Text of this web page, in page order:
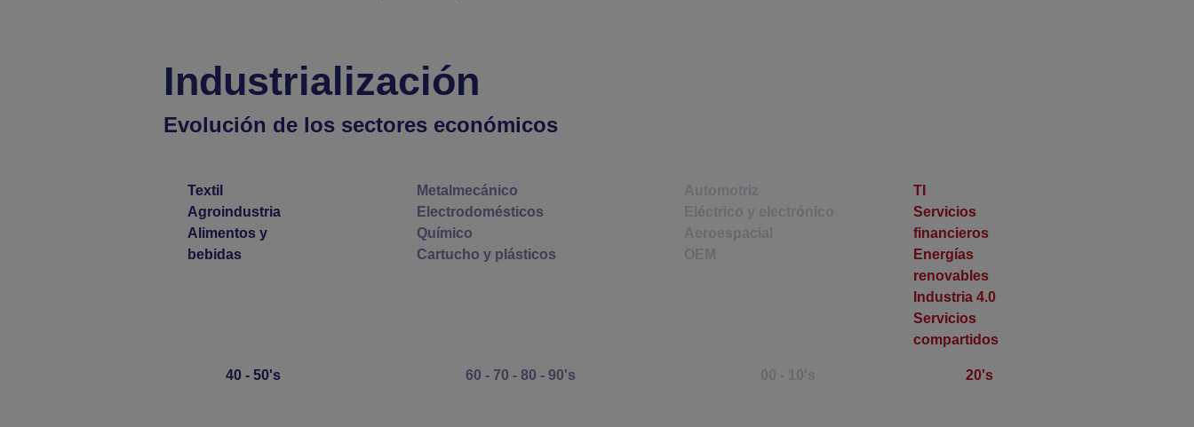
Industrialización
Evolución de los sectores económicos
Textil
Agroindustria
Alimentos y
bebidas
Metalmecánico
Electrodomésticos
Químico
Cartucho y plásticos
TI
Servicios
financieros
Energías
renovables
Industria 4.0
Servicios
compartidos
40 - 50's 60 - 70 - 80 - 90's 20's